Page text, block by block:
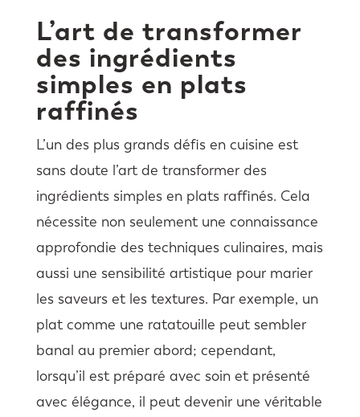
L’art de transformer
des ingrédients
simples en plats
raffinés
L’un des plus grands défis en cuisine est
sans doute l’art de transformer des
ingrédients simples en plats raffinés. Cela
nécessite non seulement une connaissance
approfondie des techniques culinaires, mais
aussi une sensibilité artistique pour marier
les saveurs et les textures. Par exemple, un
plat comme une ratatouille peut sembler
banal au premier abord; cependant,
lorsqu’il est préparé avec soin et présenté
avec élégance, il peut devenir une véritable